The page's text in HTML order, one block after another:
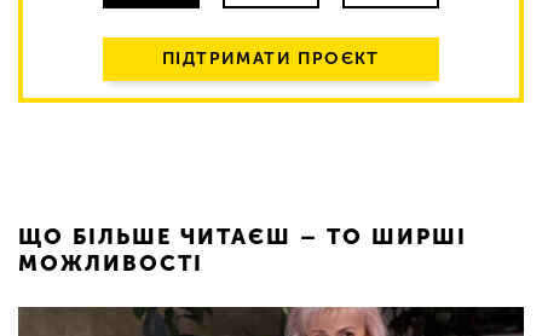
ПІДТРИМАТИ ПРОЄКТ
ЩО БІЛЬШЕ ЧИТАЄШ – ТО ШИРШІ
МОЖЛИВОСТІ